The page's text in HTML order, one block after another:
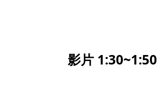
影片 1:30~1:50